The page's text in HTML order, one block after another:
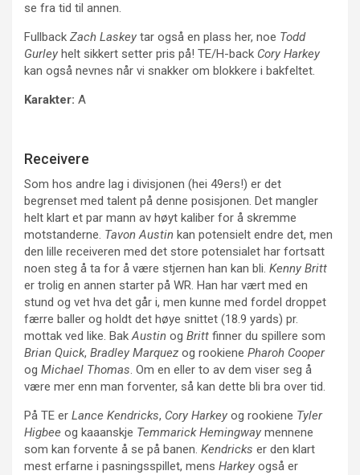
se fra tid til annen.
Fullback Zach Laskey tar også en plass her, noe Todd
Gurley helt sikkert setter pris på! TE/H-back Cory Harkey
kan også nevnes når vi snakker om blokkere i bakfeltet.
Karakter: A
Receivere
Som hos andre lag i divisjonen (hei 49ers!) er det
begrenset med talent på denne posisjonen. Det mangler
helt klart et par mann av høyt kaliber for å skremme
motstanderne. Tavon Austin kan potensielt endre det, men
den lille receiveren med det store potensialet har fortsatt
noen steg å ta for å være stjernen han kan bli. Kenny Britt
er trolig en annen starter på WR. Han har vært med en
stund og vet hva det går i, men kunne med fordel droppet
færre baller og holdt det høye snittet (18.9 yards) pr.
mottak ved like. BakAustin og Britt finner du spillere som
Brian Quick, Bradley Marquez og rookiene Pharoh Cooper
og Michael Thomas. Om en eller to av dem viser seg å
være mer enn man forventer, så kan dette bli bra over tid.
På TE er Lance Kendricks, Cory Harkey og rookiene Tyler
Higbee og kaaanskje Temmarick Hemingway mennene
som kan forvente å se på banen. Kendricks er den klart
mest erfarne i pasningsspillet, mens Harkey også er